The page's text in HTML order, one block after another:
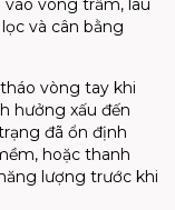
vòng trầm, lâu
và cân bằng
vòng tay khi
hưởng xấu đến
đã ổn định
hoặc thanh
lượng trước khi